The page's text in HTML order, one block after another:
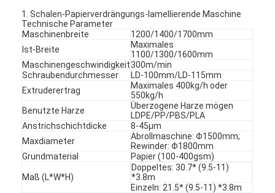
1. Schalen-Papierverdrängungs-lamellierende Maschine
Technische Parameter
Maschinenbreite
1200/1400/1700mm
Ist-Breite
Maximales
1100/1300/1600mm
Maschinengeschwindigkeit300m/min
Schraubendurchmesser
LD-100mm/LD-115mm
Extruderertrag
Maximales 400kg/h oder
550kg/h
Benutzte Harze
Überzogene Harze mögen
LDPE/PP/PBS/PLA
Anstrichschichtdicke
8-45μm
Maxdiameter
Abrollmaschine: Φ1500mm;
Rewinder: Φ1800mm
Grundmaterial
Papier (100-400gsm)
Maß (L*W*H)
Doppeltes: 30.7* (9.5-11)
*3.8m
Einzeln: 21.5* (9.5-11) *3.8m